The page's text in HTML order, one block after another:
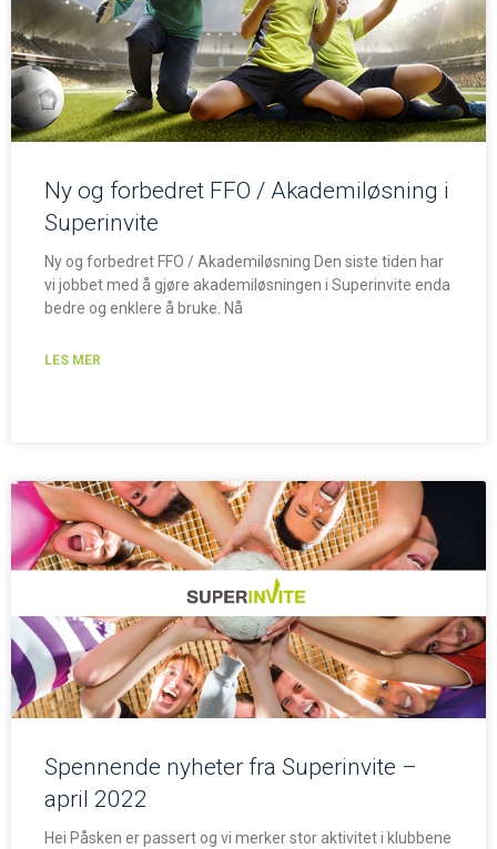
Ny og forbedret FFO / Akademiløsning i
Superinvite
Ny og forbedret FFO / Akademiløsning Den siste tiden har
vi jobbet med å gjøre akademiløsningen i Superinvite enda
bedre og enklere å bruke. Nå
LES MER
Spennende nyheter fra Superinvite –
april 2022
Hei Påsken er passert og vi merker stor aktivitet i klubbene